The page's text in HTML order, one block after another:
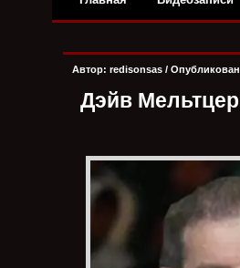
Автор: redisonsas /
Дэйв